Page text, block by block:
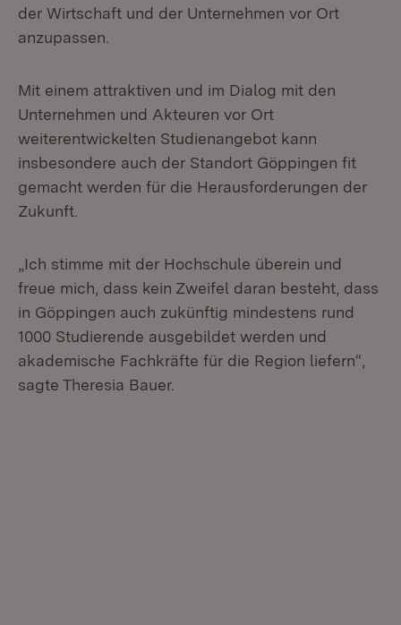
der Wirtschaft und der Unternehmen vor Ort
anzupassen.
Mit einem attraktiven und im Dialog mit den
Unternehmen und Akteuren vor Ort
weiterentwickelten Studienangebot kann
insbesondere auch der Standort Göppingen fit
gemacht werden für die Herausforderungen der
Zukunft.
„Ich stimme mit der Hochschule überein und
freue mich, dass kein Zweifel daran besteht, dass
in Göppingen auch zukünftig mindestens rund
1000 Studierende ausgebildet werden und
akademische Fachkräfte für die Region liefern“,
sagte Theresia Bauer.